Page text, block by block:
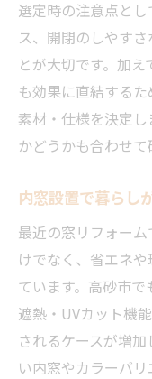
選定時の注意点と
ス、開閉のしやす
とが大切です。加
も効果に直結する
素材・仕様を決定
かどうかも合わせて
内窓設置で暮らし
最近の窓リフォー
けでなく、省エネ
ています。高砂市で
遮熱・UVカット機
されるケースが増
い内窓やカラーバ